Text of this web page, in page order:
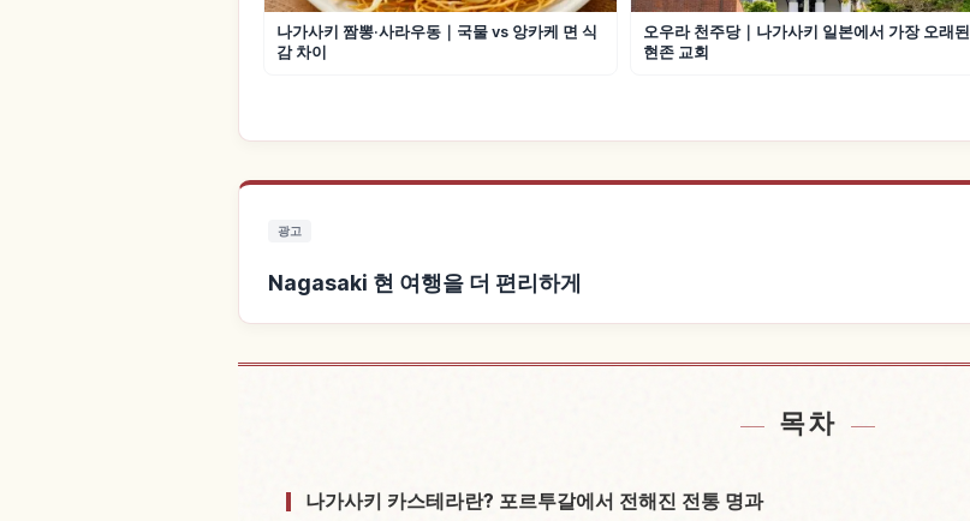
나가사키 짬뽕·사라우동｜국물 vs 앙카케 면 식
감 차이
오우라 천주당｜나가사키 일본에서 가장 오래된
현존 교회
광고
Nagasaki 현 여행을 더 편리하게
목차
나가사키 카스테라란? 포르투갈에서 전해진 전통 명과